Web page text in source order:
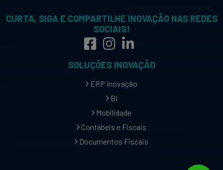
CURTA, SIGA E COMPARTILHE INOVAÇÃO NAS REDES
SOCIAIS!
SOLUÇÕES INOVAÇÃO
ERP Inovação
BI
Mobilidade
Contábeis e Fiscais
Documentos Fiscais